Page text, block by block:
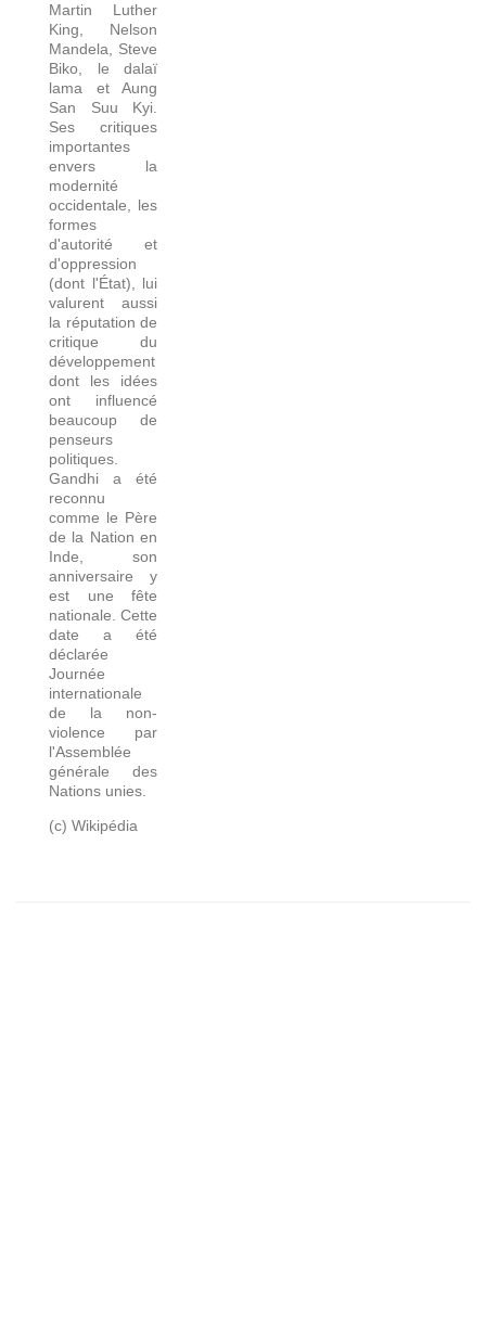
Martin Luther
King, Nelson
Mandela, Steve
Biko, le dalaï
lama et Aung
San Suu Kyi.
Ses critiques
importantes
envers la
modernité
occidentale, les
formes
d'autorité et
d'oppression
(dont l'État), lui
valurent aussi
la réputation de
critique du
développement
dont les idées
ont influencé
beaucoup de
penseurs
politiques.
Gandhi a été
reconnu
comme le Père
de la Nation en
Inde, son
anniversaire y
est une fête
nationale. Cette
date a été
déclarée
Journée
internationale
de la non-
violence par
l'Assemblée
générale des
Nations unies.
(c) Wikipédia